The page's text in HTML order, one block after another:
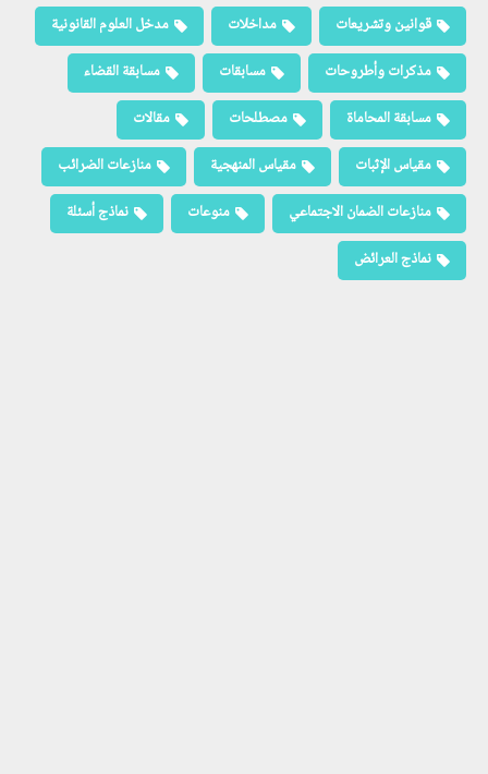
قوانين وتشريعات
مداخلات
مدخل العلوم القانونية
مذكرات وأطروحات
مسابقات
مسابقة القضاء
مسابقة المحاماة
مصطلحات
مقالات
مقياس الإثبات
مقياس المنهجية
منازعات الضرائب
منازعات الضمان الاجتماعي
منوعات
نماذج أسئلة
نماذج العرائض